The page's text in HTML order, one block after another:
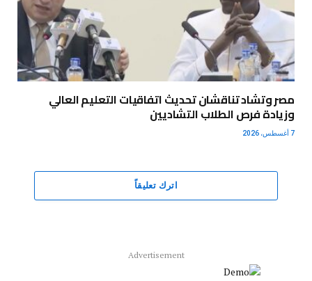
مصر وتشاد تناقشان تحديث اتفاقيات التعليم العالي
وزيادة فرص الطلاب التشاديين
7 أغسطس، 2026
اترك تعليقاً
Advertisement